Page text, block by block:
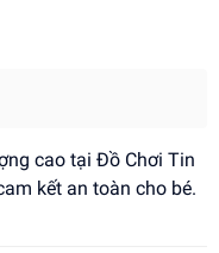
cao tại Đồ Chơi Tin
kết an toàn cho bé.